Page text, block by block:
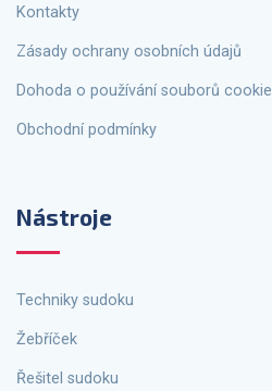
Kontakty
Zásady ochrany osobních údajů
Dohoda o používání souborů cookie
Obchodní podmínky
Nástroje
Techniky sudoku
Žebříček
Řešitel sudoku